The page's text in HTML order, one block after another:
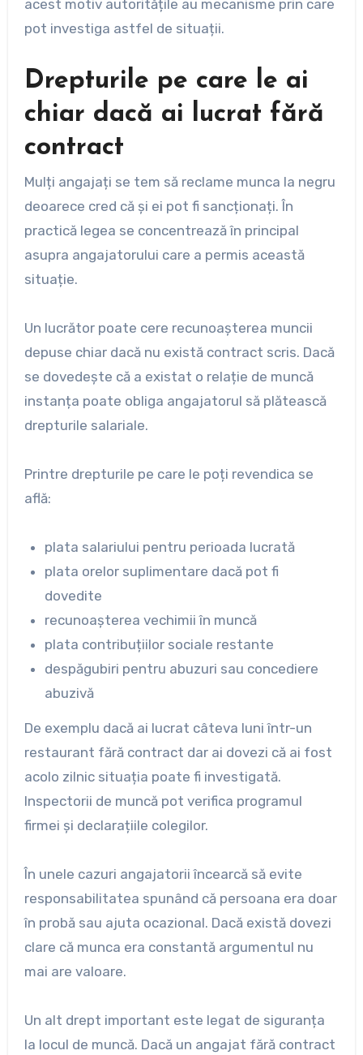
acest motiv autoritățile au mecanisme prin care
pot investiga astfel de situații.
Drepturile pe care le ai
chiar dacă ai lucrat fără
contract
Mulți angajați se tem să reclame munca la negru
deoarece cred că și ei pot fi sancționați. În
practică legea se concentrează în principal
asupra angajatorului care a permis această
situație.
Un lucrător poate cere recunoașterea muncii
depuse chiar dacă nu există contract scris. Dacă
se dovedește că a existat o relație de muncă
instanța poate obliga angajatorul să plătească
drepturile salariale.
Printre drepturile pe care le poți revendica se
află:
plata salariului pentru perioada lucrată
plata orelor suplimentare dacă pot fi
dovedite
recunoașterea vechimii în muncă
plata contribuțiilor sociale restante
despăgubiri pentru abuzuri sau concediere
abuzivă
De exemplu dacă ai lucrat câteva luni într-un
restaurant fără contract dar ai dovezi că ai fost
acolo zilnic situația poate fi investigată.
Inspectorii de muncă pot verifica programul
firmei și declarațiile colegilor.
În unele cazuri angajatorii încearcă să evite
responsabilitatea spunând că persoana era doar
în probă sau ajuta ocazional. Dacă există dovezi
clare că munca era constantă argumentul nu
mai are valoare.
Un alt drept important este legat de siguranța
la locul de muncă. Dacă un angajat fără contract